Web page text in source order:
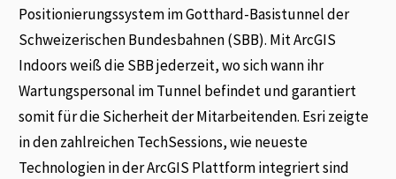
Positionierungssystem im Gotthard-Basistunnel der
Schweizerischen Bundesbahnen (SBB). Mit ArcGIS
Indoors weiß die SBB jederzeit, wo sich wann ihr
Wartungspersonal im Tunnel befindet und garantiert
somit für die Sicherheit der Mitarbeitenden. Esri zeigte
in den zahlreichen TechSessions, wie neueste
Technologien in der ArcGIS Plattform integriert sind